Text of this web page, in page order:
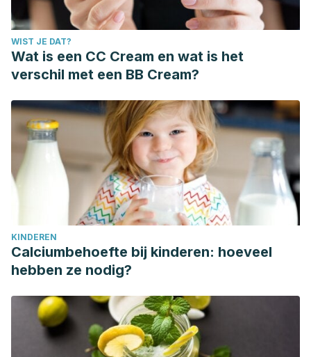
WIST JE DAT?
Wat is een CC Cream en wat is het
verschil met een BB Cream?
KINDEREN
Calciumbehoefte bij kinderen: hoeveel
hebben ze nodig?